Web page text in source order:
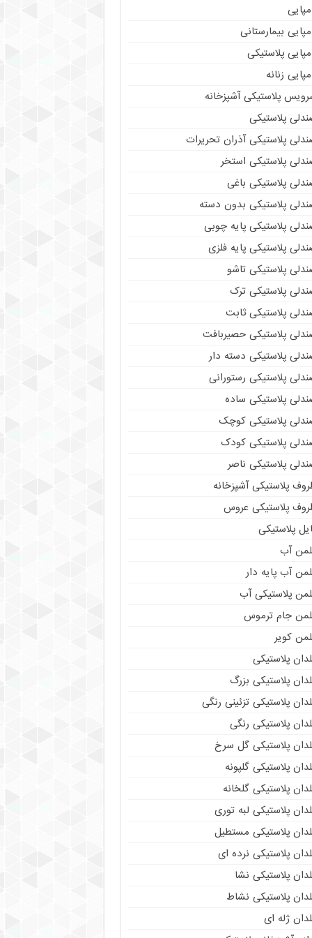
بیمارستانی
پلاستیکی
زنانه
پلاستیکی آشپزخانه
پلاستیکی
پلاستیکی آذران تحریرات
پلاستیکی استخر
پلاستیکی باغی
پلاستیکی بدون دسته
پلاستیکی پایه چوبی
پلاستیکی پایه فلزی
پلاستیکی تاشو
پلاستیکی ترک
پلاستیکی ثابت
پلاستیکی حصیربافت
پلاستیکی دسته دار
پلاستیکی رستورانی
پلاستیکی ساده
پلاستیکی کوچک
پلاستیکی کودک
پلاستیکی ناصر
پلاستیکی آشپزخانه
پلاستیکی عروس
پلاستیکی
آب
آب پایه دار
پلاستیکی آب
جام ترموس
کویر
پلاستیکی
پلاستیکی بزرگ
پلاستیکی تزئینی رنگی
پلاستیکی رنگی
پلاستیکی گل سرخ
پلاستیکی گلپونه
پلاستیکی گلخانه
پلاستیکی لبه توری
پلاستیکی مستطیل
پلاستیکی نرده ای
پلاستیکی نشا
پلاستیکی نشاط
ژله ای